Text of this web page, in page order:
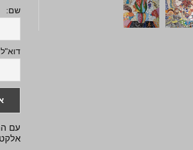
שם:
עם